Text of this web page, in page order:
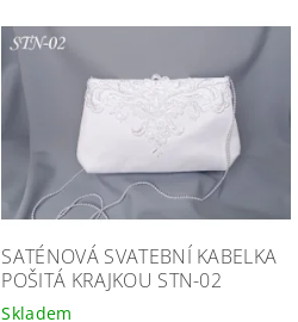
SATÉNOVÁ SVATEBNÍ KABELKA
POŠITÁ KRAJKOU STN-02
Skladem